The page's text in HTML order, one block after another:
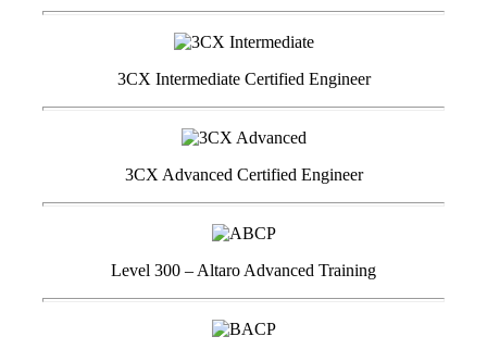
3CX Intermediate Certified Engineer
3CX Advanced Certified Engineer
Level 300 – Altaro Advanced Training